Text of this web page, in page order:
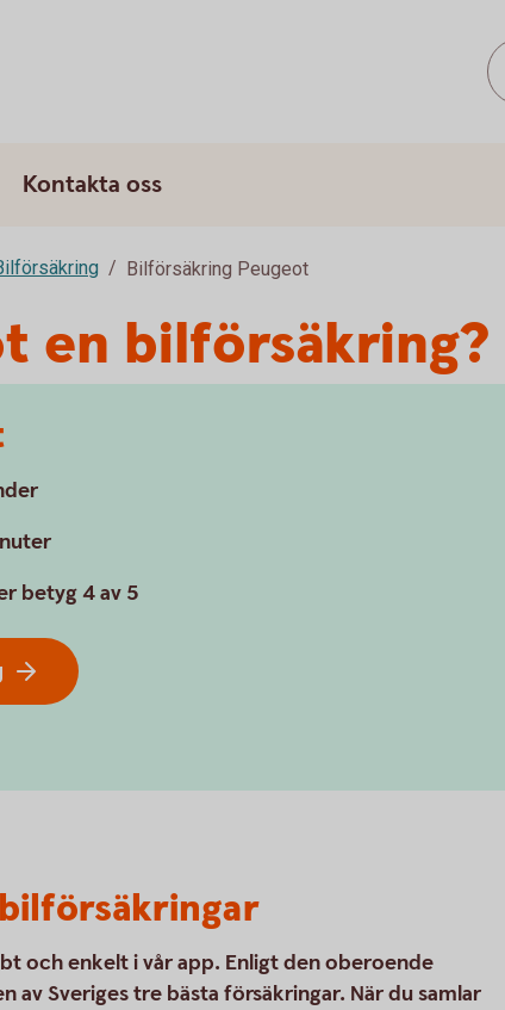
Kontakta oss
Bilförsäkring Peugeot
en bilförsäkring?
betyg 4 av 5
bilförsäkringar
och enkelt i vår app. Enligt den oberoende
av Sveriges tre bästa försäkringar. När du samlar